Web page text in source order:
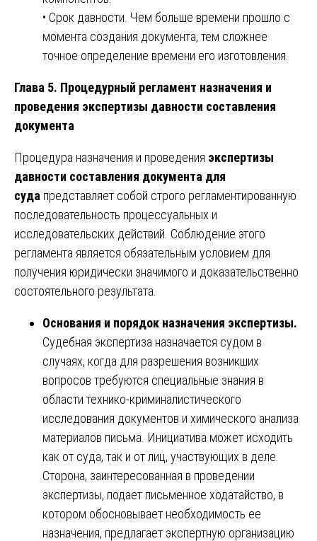
• Срок давности. Чем больше времени прошло с
момента создания документа, тем сложнее
точное определение времени его изготовления.
Глава 5. Процедурный регламент назначения и
проведения экспертизы давности составления
документа
Процедура назначения и проведения экспертизы
давности составления документа для
суда представляет собой строго регламентированную
последовательность процессуальных и
исследовательских действий. Соблюдение этого
регламента является обязательным условием для
получения юридически значимого и доказательственно
состоятельного результата.
Основания и порядок назначения экспертизы.
Судебная экспертиза назначается судом в
случаях, когда для разрешения возникших
вопросов требуются специальные знания в
области технико-криминалистического
исследования документов и химического анализа
материалов письма. Инициатива может исходить
как от суда, так и от лиц, участвующих в деле.
Сторона, заинтересованная в проведении
экспертизы, подает письменное ходатайство, в
котором обосновывает необходимость ее
назначения, предлагает экспертную организацию